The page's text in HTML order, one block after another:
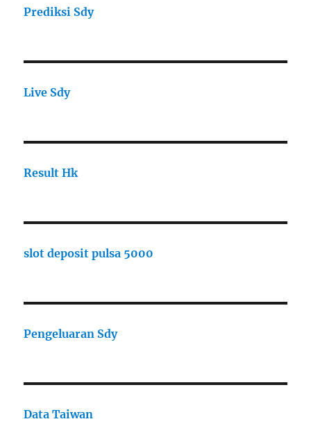
Prediksi Sdy
Live Sdy
Result Hk
slot deposit pulsa 5000
Pengeluaran Sdy
Data Taiwan